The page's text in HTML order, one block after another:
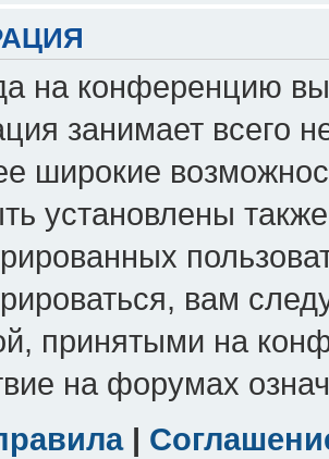
на конференцию
занимает всего
широкие
установлены
вам
принятыми на
на форумах
|